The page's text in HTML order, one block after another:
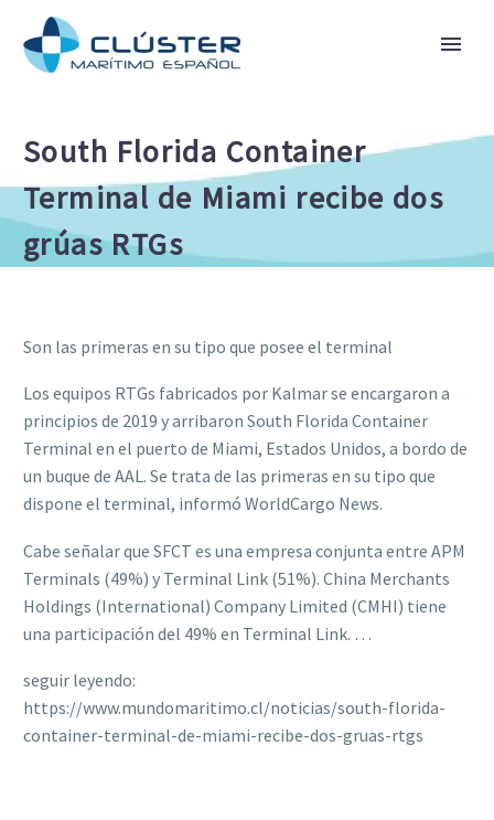
South Florida Container
Terminal de Miami recibe dos
grúas RTGs
Son las primeras en su tipo que posee el terminal
Los equipos RTGs fabricados por Kalmar se encargaron a
principios de 2019 y arribaron South Florida Container
Terminal en el puerto de Miami, Estados Unidos, a bordo de
un buque de AAL. Se trata de las primeras en su tipo que
dispone el terminal, informó WorldCargo News.
Cabe señalar que SFCT es una empresa conjunta entre APM
Terminals (49%) y Terminal Link (51%). China Merchants
Holdings (International) Company Limited (CMHI) tiene
una participación del 49% en Terminal Link. …
seguir leyendo:
https://www.mundomaritimo.cl/noticias/south-florida-
container-terminal-de-miami-recibe-dos-gruas-rtgs